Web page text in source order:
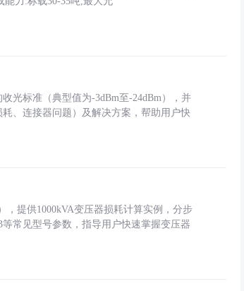
光标准（典型值为-3dBm至-24dBm），并
、连接器问题）及解决方案，帮助用户快
，提供1000kVA变压器损耗计算实例，分步
常见型号参数，指导用户快速掌握变压器